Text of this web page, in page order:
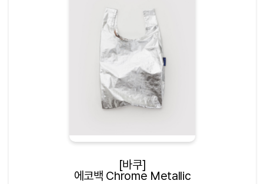
[바쿠]
에코백 Chrome Metallic